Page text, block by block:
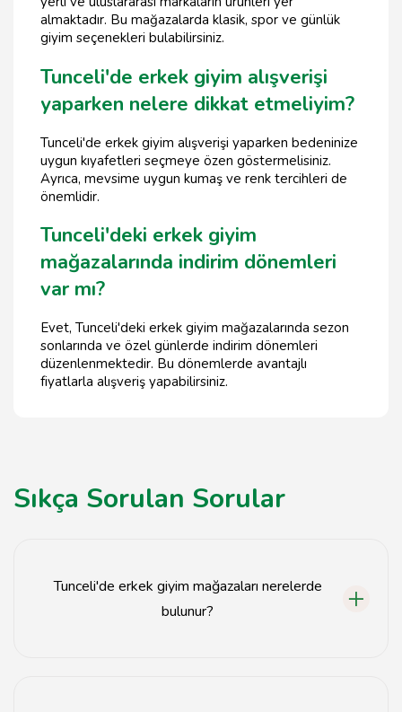
almaktadır. Bu mağazalarda klasik, spor ve günlük
giyim seçenekleri bulabilirsiniz.
Tunceli'de erkek giyim alışverişi
yaparken nelere dikkat etmeliyim?
Tunceli'de erkek giyim alışverişi yaparken bedeninize
uygun kıyafetleri seçmeye özen göstermelisiniz.
Ayrıca, mevsime uygun kumaş ve renk tercihleri de
önemlidir.
Tunceli'deki erkek giyim
mağazalarında indirim dönemleri
var mı?
Evet, Tunceli'deki erkek giyim mağazalarında sezon
sonlarında ve özel günlerde indirim dönemleri
düzenlenmektedir. Bu dönemlerde avantajlı
fiyatlarla alışveriş yapabilirsiniz.
Sıkça Sorulan Sorular
Tunceli'de erkek giyim mağazaları nerelerde
bulunur?